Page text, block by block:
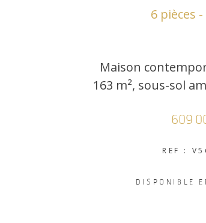
6 pièces -
Maison
163 m², sous-sol
609
REF :
DISPONIBLE